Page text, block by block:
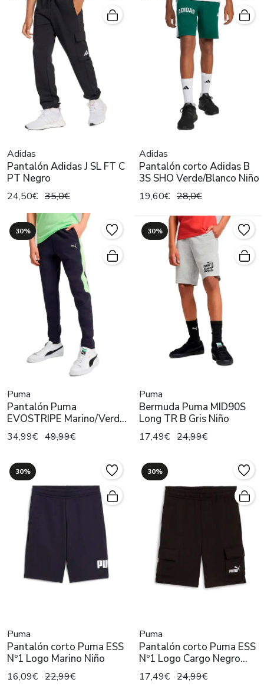
Adidas
Pantalón Adidas J SL FT C
PT Negro
24,50€ 35,0€
Adidas
Pantalón corto Adidas B
3S SHO Verde/Blanco Niño
19,60€ 28,0€
30%
Puma
Pantalón Puma
EVOSTRIPE Marino/Verde
Niño
34,99€ 49,99€
30%
Puma
Bermuda Puma MID90S
Long TR B Gris Niño
17,49€ 24,99€
30%
Puma
Pantalón corto Puma ESS
Nº1 Logo Marino Niño
16,09€ 22,99€
30%
Puma
Pantalón corto Puma ESS
Nº1 Logo Cargo Negro
Niño
17,49€ 24,99€